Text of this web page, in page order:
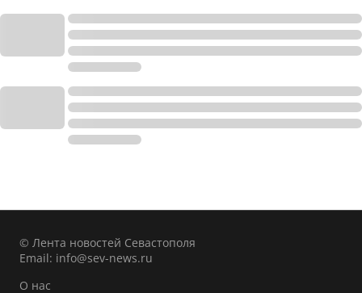
© Лента новостей Севастополя
Email: info@sev-news.ru
О нас